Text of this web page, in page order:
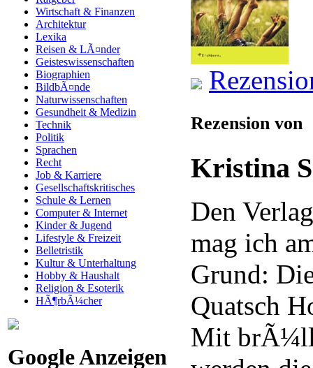
Wirtschaft & Finanzen
Architektur
Lexika
Reisen & LÃ¤nder
Geisteswissenschaften
Biographien
BildbÃ¤nde
Naturwissenschaften
Gesundheit & Medizin
Technik
Politik
Sprachen
Recht
Job & Karriere
Gesellschaftskritisches
Schule & Lernen
Computer & Internet
Kinder & Jugend
Lifestyle & Freizeit
Belletristik
Kultur & Unterhaltung
Hobby & Haushalt
Religion & Esoterik
HÃ¶rbÃ¼cher
Google Anzeigen
Rezension von
Kristina
Den
mag ich
Grund:
Quatsch
Mit